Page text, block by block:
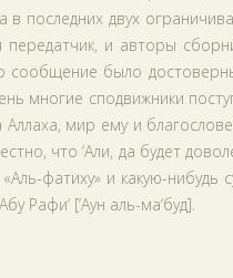
в последних двух
и авторы
было
многие сподвижники
Аллаха, мир ему и
что ‘Али, да будет
фатиху» и какую-нибудь
Рафи‘ [‘Аун аль-ма‘буд].